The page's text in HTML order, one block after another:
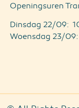
Openingsuren
Dinsdag 22/09:
Woensdag 23/